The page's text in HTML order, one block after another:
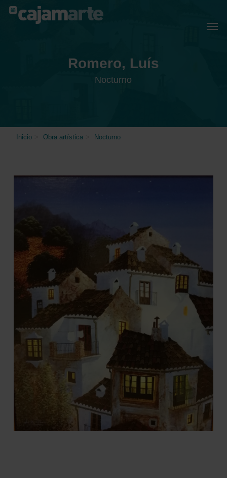
Skip
Romero, Luís
Nocturno
Inicio Obra artística Nocturno